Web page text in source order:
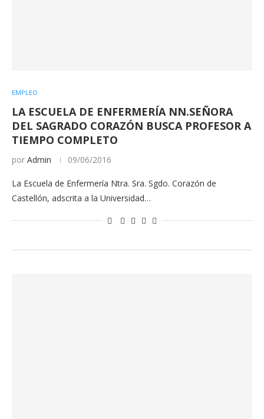
EMPLEO
LA ESCUELA DE ENFERMERÍA NN.SEÑORA
DEL SAGRADO CORAZÓN BUSCA PROFESOR A
TIEMPO COMPLETO
por Admin 09/06/2016
La Escuela de Enfermería Ntra. Sra. Sgdo. Corazón de
Castellón, adscrita a la Universidad…